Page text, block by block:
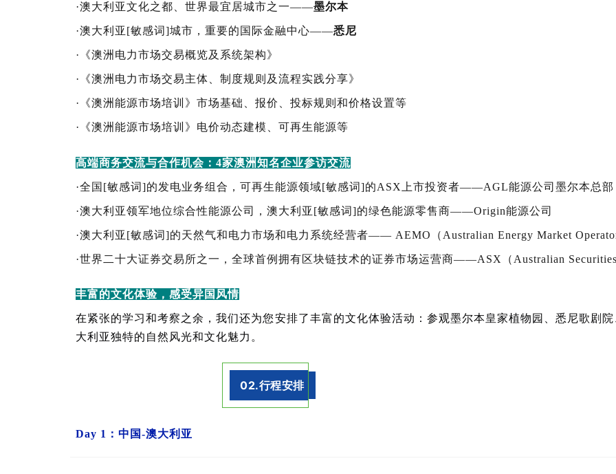
·澳大利亚文化之都、世界最宜居城市之一——墨尔本
·澳大利亚[敏感词]城市，重要的国际金融中心——悉尼
·《澳洲电力市场交易概览及系统架构》
·《澳洲电力市场交易主体、制度规则及流程实践分享》
·《澳洲能源市场培训》市场基础、报价、投标规则和价格设置等
·《澳洲能源市场培训》电价动态建模、可再生能源等
高端商务交流与合作机会： 4家澳洲知名企业参访交流
·全国[敏感词]的发电业务组合，可再生能源领域[敏感词]的ASX上市投资者——AGL能源公司墨尔本总部
·澳大利亚领军地位综合性能源公司，澳大利亚[敏感词]的绿色能源零售商——Origin能源公司
·澳大利亚[敏感词]的天然气和电力市场和电力系统经营者—— AEMO（Australian Energy Market
·世界二十大证券交易所之一，全球首例拥有区块链技术的证券市场运营商——ASX（Australian
丰富的文化体验，感受异国风情
在紧张的学习和考察之余，我们还为您安排了丰富的文化体验活动：参观墨尔本皇家植物园、悉尼歌剧
大利亚独特的自然风光和文化魅力。
02.行程安排
Day 1：中国-澳大利亚